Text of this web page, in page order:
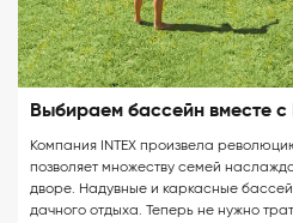
Выбираем бассейн вместе с
Компания INTEX произвела
позволяет множеству семей
дворе. Надувные и каркасные
дачного отдыха. Теперь не нужно